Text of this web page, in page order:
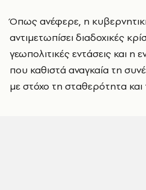
Όπως ανέφερε, η κυβερνητική
αντιμετωπίσει διαδοχικές
γεωπολιτικές εντάσεις και η
που καθιστά αναγκαία τη
με στόχο τη σταθερότητα